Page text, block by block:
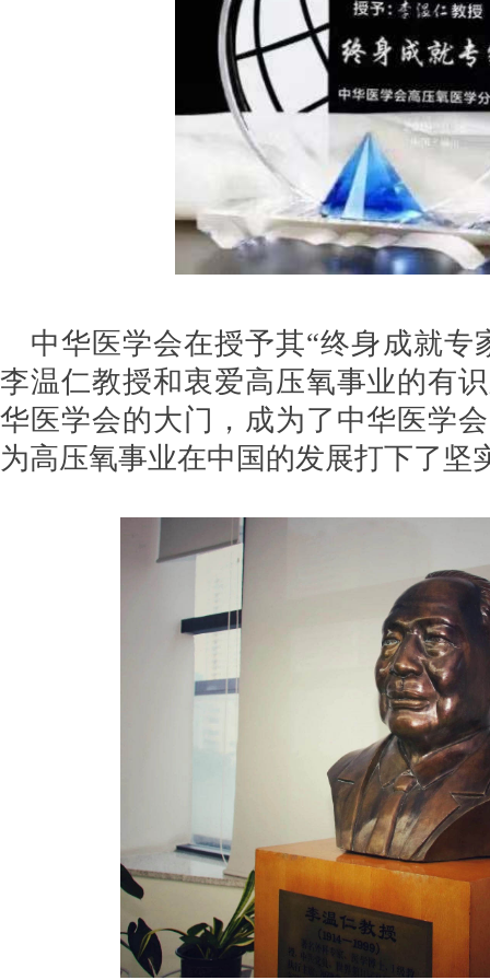
中华医学会在授予其“终身成就专
李温仁教授和衷爱高压氧事业的有
华医学会的大门，成为了中华医学
为高压氧事业在中国的发展打下了坚